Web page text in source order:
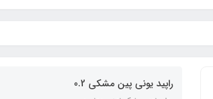
راپید یونی پین مشکی 0.2